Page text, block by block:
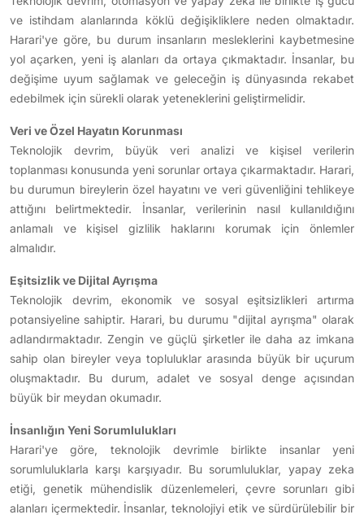
ve istihdam alanlarında köklü değişikliklere neden olmaktadır.
Harari'ye göre, bu durum insanların mesleklerini kaybetmesine
yol açarken, yeni iş alanları da ortaya çıkmaktadır. İnsanlar, bu
değişime uyum sağlamak ve geleceğin iş dünyasında rekabet
edebilmek için sürekli olarak yeteneklerini geliştirmelidir.
Veri ve Özel Hayatın Korunması
Teknolojik devrim, büyük veri analizi ve kişisel verilerin
toplanması konusunda yeni sorunlar ortaya çıkarmaktadır. Harari,
bu durumun bireylerin özel hayatını ve veri güvenliğini tehlikeye
attığını belirtmektedir. İnsanlar, verilerinin nasıl kullanıldığını
anlamalı ve kişisel gizlilik haklarını korumak için önlemler
almalıdır.
Eşitsizlik ve Dijital Ayrışma
Teknolojik devrim, ekonomik ve sosyal eşitsizlikleri artırma
potansiyeline sahiptir. Harari, bu durumu "dijital ayrışma" olarak
adlandırmaktadır. Zengin ve güçlü şirketler ile daha az imkana
sahip olan bireyler veya topluluklar arasında büyük bir uçurum
oluşmaktadır. Bu durum, adalet ve sosyal denge açısından
büyük bir meydan okumadır.
İnsanlığın Yeni Sorumlulukları
Harari'ye göre, teknolojik devrimle birlikte insanlar yeni
sorumluluklarla karşı karşıyadır. Bu sorumluluklar, yapay zeka
etiği, genetik mühendislik düzenlemeleri, çevre sorunları gibi
alanları içermektedir. İnsanlar, teknolojiyi etik ve sürdürülebilir bir